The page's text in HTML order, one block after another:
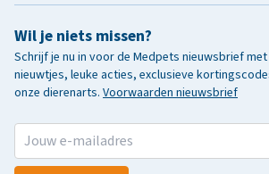
Wil je niets missen?
Schrijf je nu in voor de Medpets nieuwsbrief
nieuwtjes, leuke acties, exclusieve
onze dierenarts. Voorwaarden nieuwsbrief